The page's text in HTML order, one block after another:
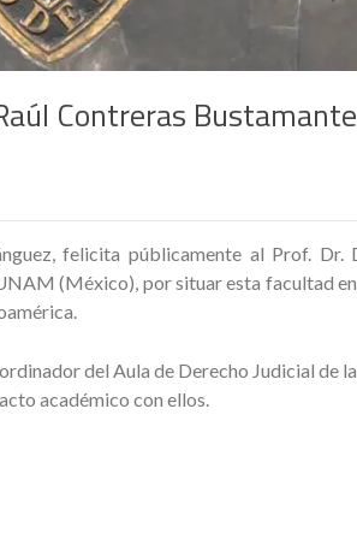
Contreras
felicita públicamente al Prof. Dr.
(México), por situar esta facultad
del Aula de Derecho Judicial de
académico con ellos.